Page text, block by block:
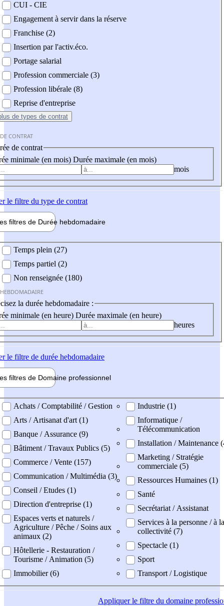
CUI - CIE
Engagement à servir dans la réserve
Franchise (2)
Insertion par l'activ.éco.
Portage salarial
Profession commerciale (3)
Profession libérale (8)
Reprise d'entreprise
de types de contrat
CONTRAT
de contrat
minimale (en mois) Durée maximale (en mois)
mois
le filtre du type de contrat
filtres de Durée hebdomadaire
Temps plein (27)
Temps partiel (2)
Non renseignée (180)
la durée hebdomadaire :
minimale (en heure) Durée maximale (en heure)
heures
le filtre de durée hebdomadaire
filtres de Domaine professionnel
professionel
Achats / Comptabilité / Gestion
Arts / Artisanat d'art (1)
Banque / Assurance (9)
Bâtiment / Travaux Publics (5)
Commerce / Vente (157)
Communication / Multimédia (3)
Conseil / Etudes (1)
Direction d'entreprise (1)
Espaces verts et naturels /
Agriculture / Pêche / Soins aux
animaux (2)
Hôtellerie - Restauration /
Tourisme / Animation (5)
Immobilier (6)
Industrie (1)
Informatique /
Télécommunication
Installation / Maintenance
Marketing / Stratégie
commerciale (5)
Ressources Humaines (1)
Santé
Secrétariat / Assistanat
Services à la personne / à la
collectivité (7)
Spectacle (1)
Sport
Transport / Logistique
Appliquerle filtre du domaine